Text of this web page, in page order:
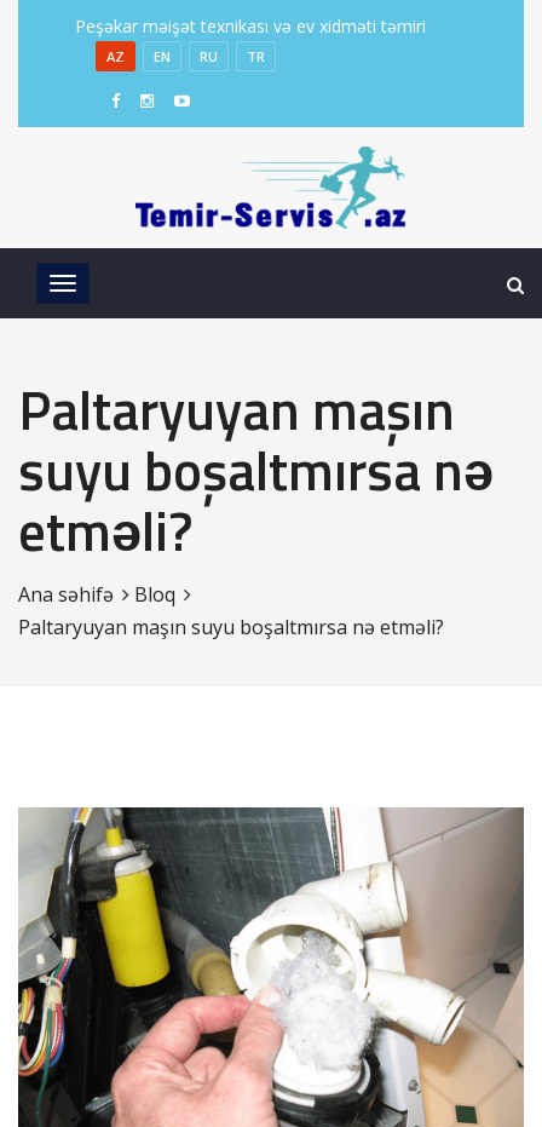
Peşəkar məişət texnikası və ev xidməti təmiri
AZ EN RU TR
Paltaryuyan maşın
suyu boşaltmırsa nə
etməli?
Ana səhifə
Bloq
Paltaryuyan maşın suyu boşaltmırsa nə etməli?